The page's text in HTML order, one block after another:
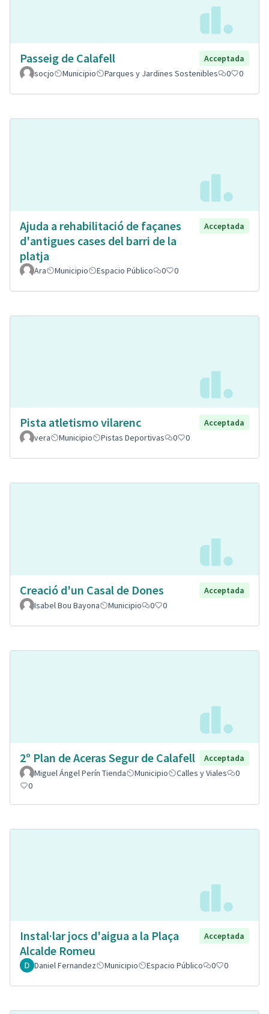
Passeig de Calafell
Acceptada
socjo
Municipio Parques y Jardines Sostenibles 0 0
Ajuda a rehabilitació de façanes
d'antigues cases del barri de la
platja
Acceptada
Ara Municipio Espacio Público 0 0
Pista atletismo vilarenc
Acceptada
vera
Municipio Pistas Deportivas 0 0
Creació d'un Casal de Dones
Acceptada
Isabel Bou Bayona
Municipio 0 0
2º Plan de Aceras Segur de Calafell
Acceptada
Miguel Ángel Perín Tienda
Municipio Calles y Viales
0
0
Instal·lar jocs d'aigua a la Plaça
Alcalde Romeu
Acceptada
Daniel Fernandez Municipio Espacio Público 0 0